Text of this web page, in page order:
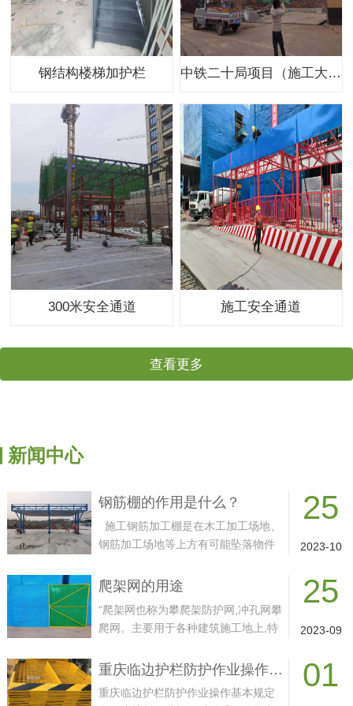
钢结构楼梯加护栏 中铁二十局项目（施工大门、岗亭）
300米安全通道 施工安全通道
查看更多
新闻中心
钢筋棚的作用是什么？
施工钢筋加工棚是在木工加工场地、
钢筋加工场地等上方有可能坠落物件
搭设双层防
25
2023-10
爬架网的用途
“爬架网也称为攀爬架防护网,冲孔网攀
爬网。主要用于各种建筑施工地上,特
工。能有效地防止人
25
2023-09
重庆临边护栏防护作业操作基本规定
重庆临边护栏防护作业操作基本规定
01